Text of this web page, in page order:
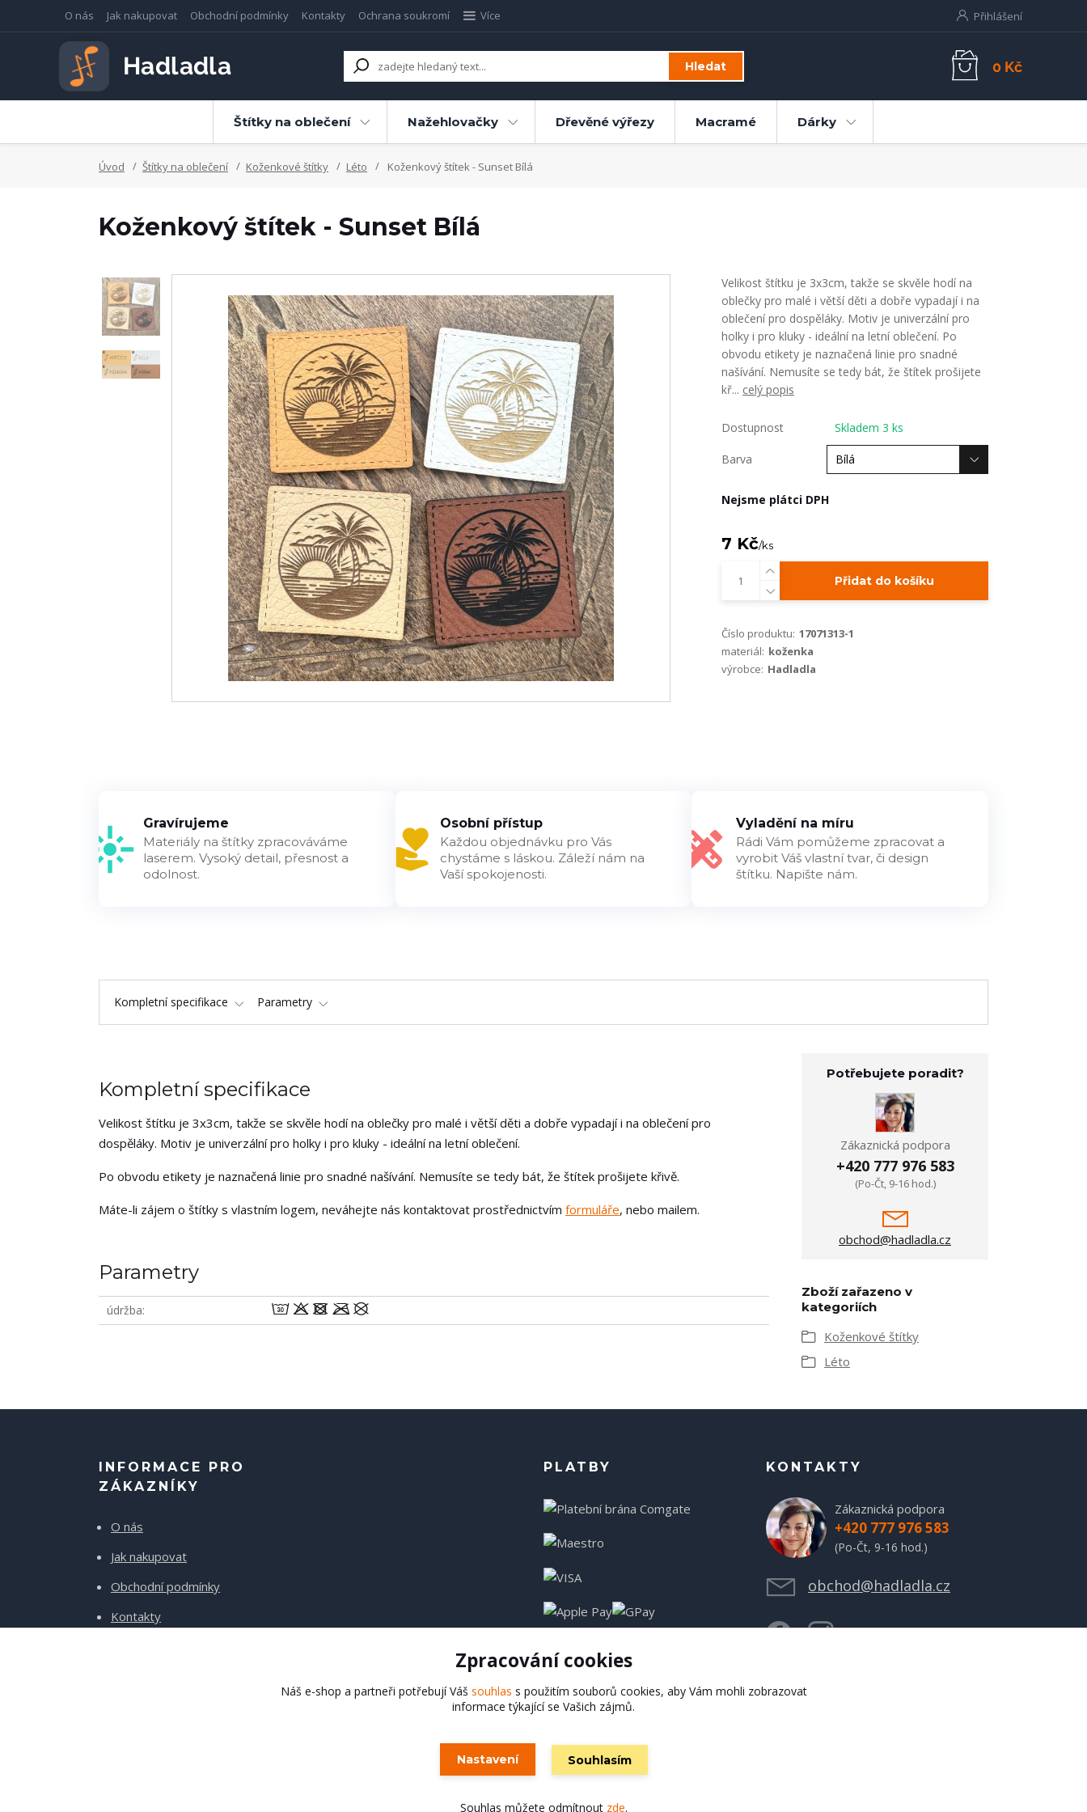
O nás Jak nakupovat Obchodní podmínky Kontakty Ochrana soukromí Více Přihlášení
Hledat 0 Kč
Štítky na oblečení Nažehlovačky Dřevěné výřezy Macramé Dárky
Úvod Štítky na oblečení Koženkové štítky Léto Koženkový štítek - Sunset Bílá
Koženkový štítek - Sunset Bílá
Velikost štítku je 3x3cm, takže se skvěle hodí na
oblečky pro malé i větší děti a dobře vypadají i na
oblečení pro dospěláky. Motiv je univerzální pro
holky i pro kluky - ideální na letní oblečení. Po
obvodu etikety je naznačená linie pro snadné
našívání. Nemusíte se tedy bát, že štítek prošijete
kř... celý popis
Dostupnost Skladem 3 ks
Barva
Nejsme plátci DPH
7 Kč/ks
Přidat do košíku
Číslo produktu: 17071313-1
materiál: koženka
výrobce: Hadladla
Gravírujeme
Materiály na štítky zpracováváme
laserem. Vysoký detail, přesnost a
odolnost.
Osobní přístup
Každou objednávku pro Vás
chystáme s láskou. Záleží nám na
Vaší spokojenosti.
Vyladění na míru
Rádi Vám pomůžeme zpracovat a
vyrobit Váš vlastní tvar, či design
štítku. Napište nám.
Kompletní specifikace Parametry
Kompletní specifikace
Velikost štítku je 3x3cm, takže se skvěle hodí na oblečky pro malé i větší děti a dobře vypadají i na oblečení pro
dospěláky. Motiv je univerzální pro holky i pro kluky - ideální na letní oblečení.
Po obvodu etikety je naznačená linie pro snadné našívání. Nemusíte se tedy bát, že štítek prošijete křivě.
Máte-li zájem o štítky s vlastním logem, neváhejte nás kontaktovat prostřednictvím formuláře, nebo mailem.
Parametry
údržba wodmU
Potřebujete poradit?
Zákaznická podpora
+420 777 976 583
(Po-Čt, 9-16 hod.)
obchod@hadladla.cz
Zboží zařazeno v
kategoriích
Koženkové štítky
Léto
INFORMACE PRO
ZÁKAZNÍKY
O nás
Jak nakupovat
Obchodní podmínky
Kontakty
PLATBY KONTAKTY
Zákaznická podpora
+420 777 976 583
(Po-Čt, 9-16 hod.)
obchod@hadladla.cz
Hadladla.cz
Zpracování cookies
Náš e-shop a partneři potřebují Váš souhlas s použitím souborů cookies, aby Vám mohli zobrazovat
informace týkající se Vašich zájmů.
Nastavení Souhlasím
Souhlas můžete odmítnout zde.